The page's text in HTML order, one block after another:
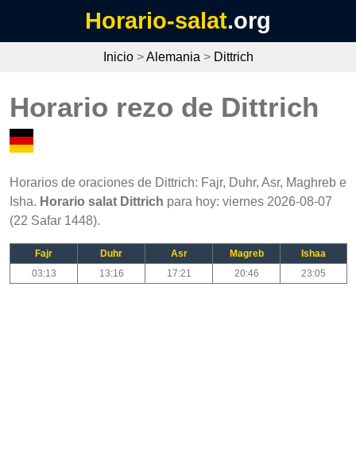
Horario-salat.org
Inicio>Alemania > Dittrich
Horario rezo de Dittrich
Horarios de oraciones de Dittrich: Fajr, Duhr, Asr, Maghreb e
Isha. Horario salat Dittrich para hoy: viernes 2026-08-07
(22 Safar 1448).
Fajr Duhr Asr Magreb
Ishaa
03:13
13:16 17:21 20:46 23:05